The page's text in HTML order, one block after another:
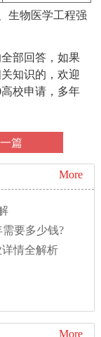
物医学工程强
全部回答，如果
知识的，欢迎
校申请，多年
篇
More
要多少钱?
详情全解析
More